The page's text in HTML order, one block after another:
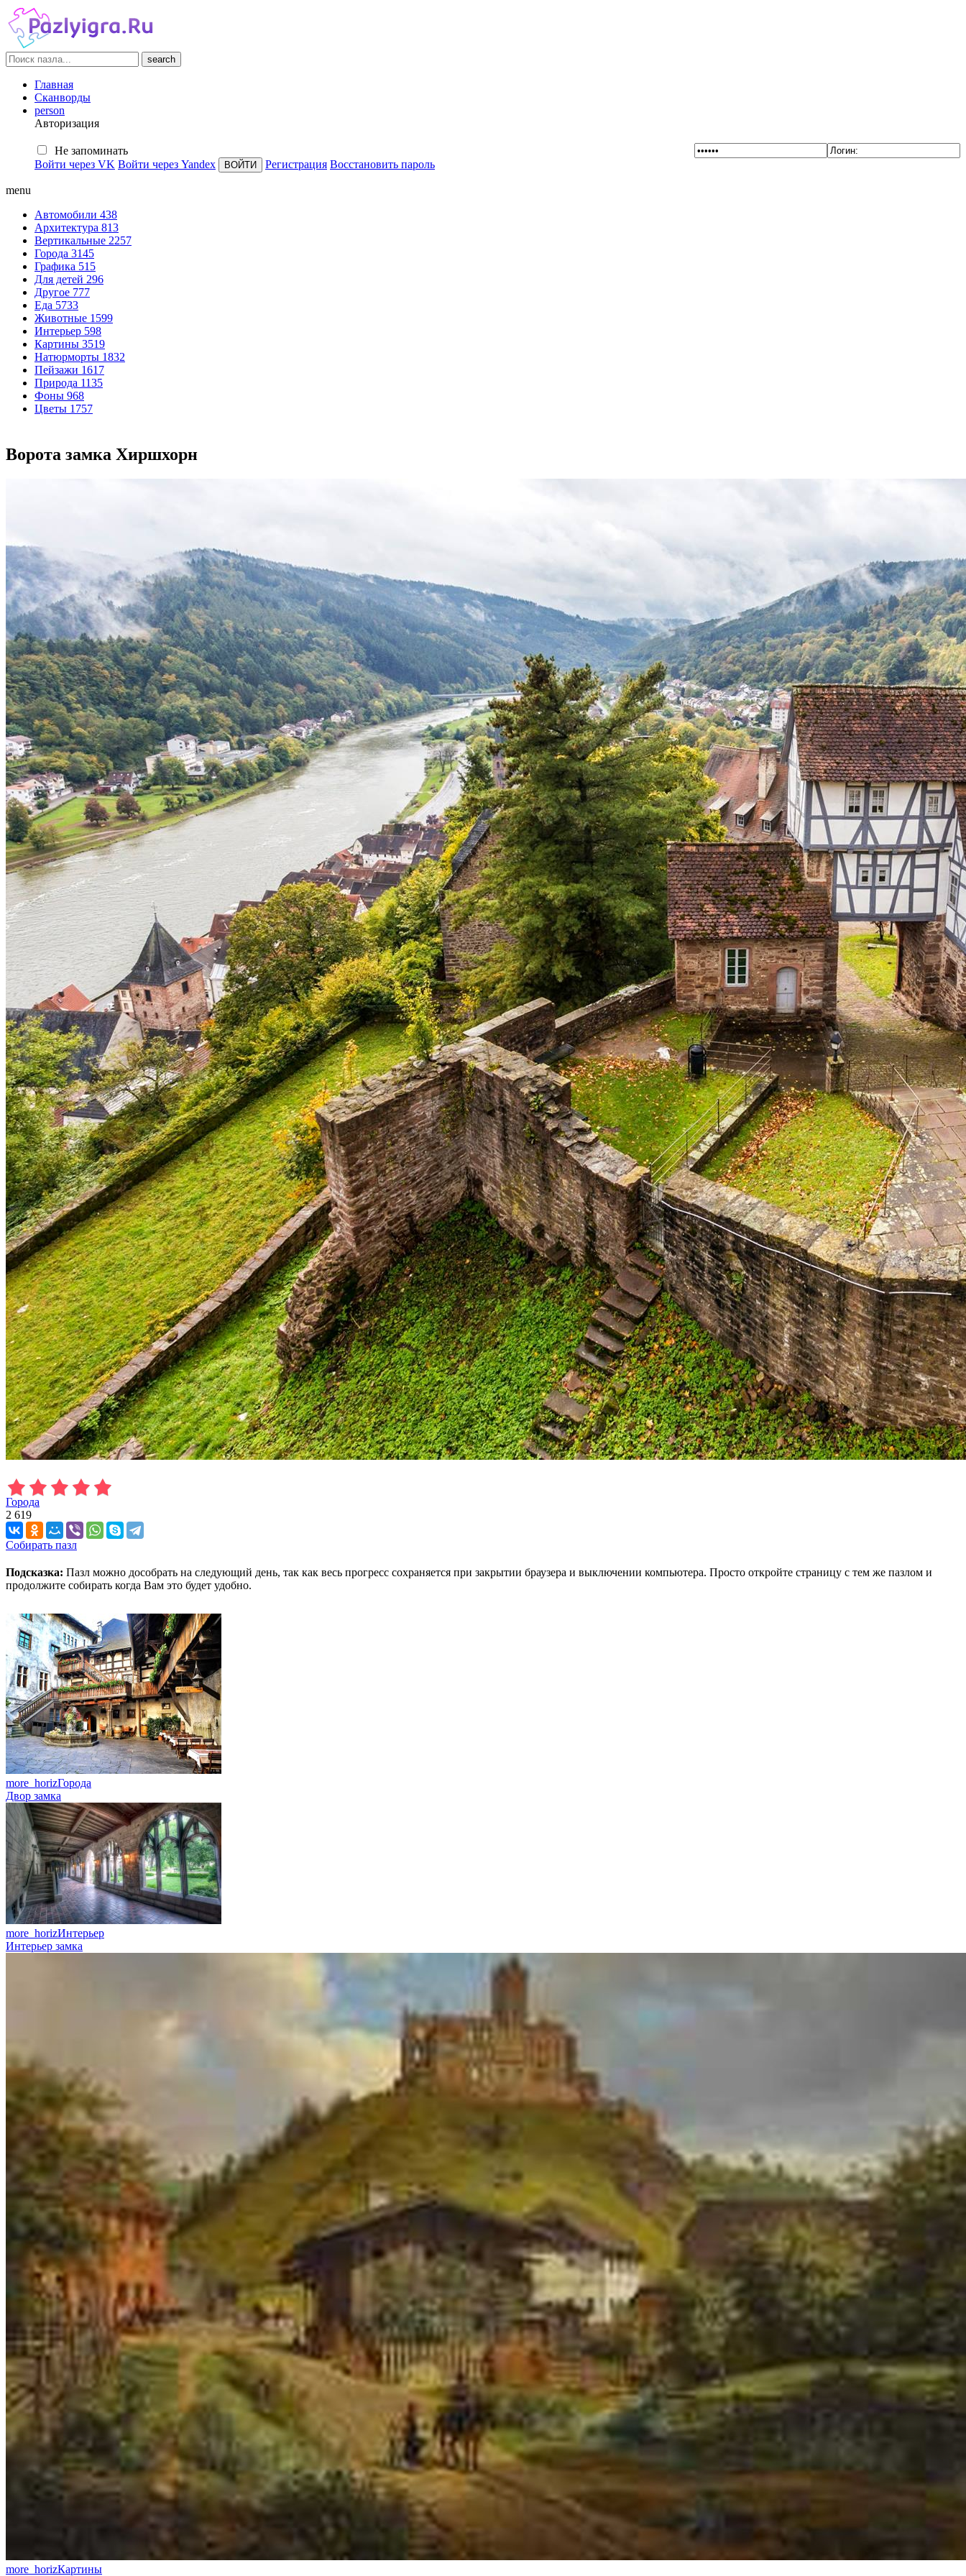
search
Главная
Сканворды
person
Авторизация
Не запоминать
Войти через VK Войти через Yandex Регистрация Восстановить пароль
menu
Автомобили 438
Архитектура 813
Вертикальные 2257
Города 3145
Графика 515
Для детей 296
Другое 777
Еда 5733
Животные 1599
Интерьер 598
Картины 3519
Натюрморты 1832
Пейзажи 1617
Природа 1135
Фоны 968
Цветы 1757
Ворота замка Хиршхорн
Города
2 619
Собирать пазл
Подсказка: Пазл можно дособрать на следующий день, так как весь прогресс сохраняется при закрытии браузера и выключении компьютера. Просто откройте страницу с тем же пазлом и
продолжите собирать когда Вам это будет удобно.
more_horizГорода
Двор замка
more_horizИнтерьер
Интерьер замка
more_horizКартины